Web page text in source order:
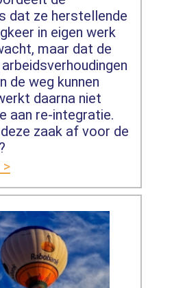
dat ze herstellende
in eigen werk
maar dat de
de weg kunnen
daarna niet
aan re-integratie.
zaak af voor de